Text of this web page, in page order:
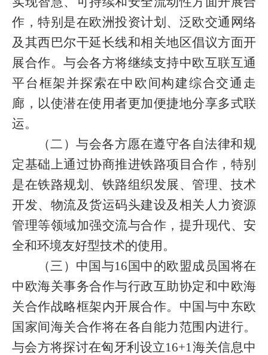
作，特别是在欧洲投资计划、泛欧交通网络
及其西巴尔干延长线和相关地区倡议方面开
展合作。与会各方将继续支持中欧互联互通
平台框架并探索在中欧间构建综合交通走
廊，以使潜在使用者更加便捷地分享多式联
运。
（二）与会各方愿在遵守各自法律和规
定基础上通过协商推进铁路项目合作，特别
是在铁路规划、铁路组织发展、管理、技术
开发、物流及货运码头建设及相关人力资源
管理等领域加强交流与合作，提升现代、安
全和环境友好型技术的使用。
（三）中国与16 国中的欧盟成员国将在
中欧海关事务合作与行政互助协定和中欧海
关合作战略框架内开展合作。中国与中东欧
国家间海关合作将在各自能力范围内进行。
与会方将探讨在匈牙利设立16+1海关信息中